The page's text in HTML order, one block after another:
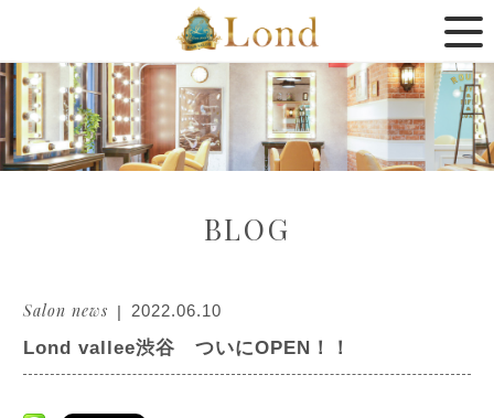
BLOG
Salon news 2022.06.10
Lond vallee渋谷 ついにOPEN！！